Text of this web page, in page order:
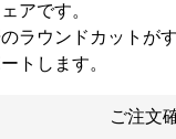
アです。
ラウンドカットが
トします。
ご注文